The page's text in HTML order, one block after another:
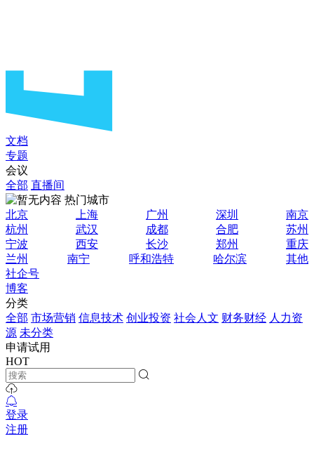
文档
专题
会议
全部 直播间
热门城市
北京
上海 广州 深圳
南京
杭州
武汉 成都 合肥
苏州
宁波
西安 长沙 郑州
重庆
兰州
南宁 呼和浩特 哈尔滨
其他
社企号
博客
分类
全部 市场营销 信息技术 创业投资 社会人文 财务财经 人力资
源 未分类
申请试用
HOT
登录
注册